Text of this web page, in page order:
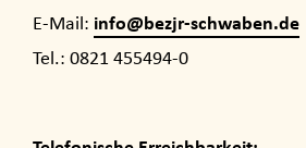
E-Mail: info@bezjr-schwaben.de
Tel.: 0821 455494-0